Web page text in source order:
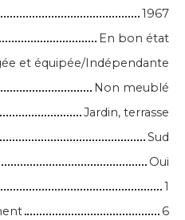
1967
En bon état
et équipée/Indépendante
Non meublé
Jardin, terrasse
Sud
Oui
1
6